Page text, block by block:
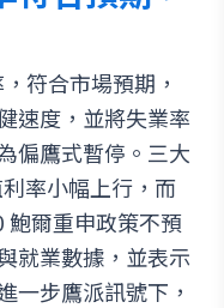
符合市場預期，
速度，並將失業率
偏鷹式暫停。三大
率小幅上行，而
鮑爾重申政策不預
就業數據，並表示
一步鷹派訊號下，